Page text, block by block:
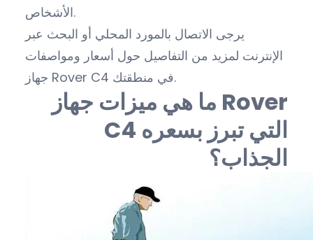
الأشخاص.
يرجى الاتصال بالمورد المحلي أو البحث عبر
الإنترنت لمزيد من التفاصيل حول أسعار ومواصفات
جهاز Rover C4 في منطقتك.
ما هي ميزات جهاز Rover
C4 التي تبرز بسعره
الجذاب؟